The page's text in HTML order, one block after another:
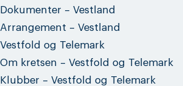
Dokumenter – Vestland
Arrangement – Vestland
Vestfold og Telemark
Om kretsen – Vestfold og Telemark
Klubber – Vestfold og Telemark